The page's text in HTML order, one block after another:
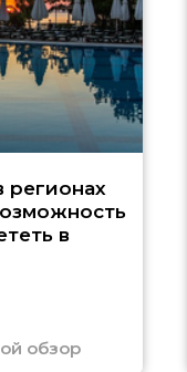
регионах
в
обзор